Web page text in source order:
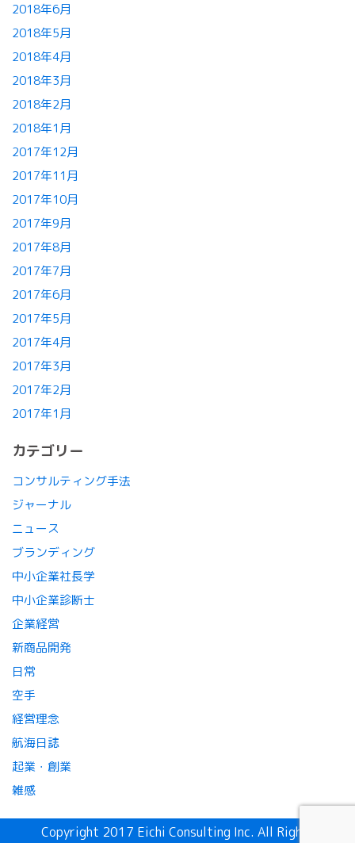
2018年6月
2018年5月
2018年4月
2018年3月
2018年2月
2018年1月
2017年12月
2017年11月
2017年10月
2017年9月
2017年8月
2017年7月
2017年6月
2017年5月
2017年4月
2017年3月
2017年2月
2017年1月
カテゴリー
コンサルティング手法
ジャーナル
ニュース
ブランディング
中小企業社長学
中小企業診断士
企業経営
新商品開発
日常
空手
経営理念
航海日誌
起業・創業
雑感
Copyright 2017 Eichi Consulting Inc. All Rights